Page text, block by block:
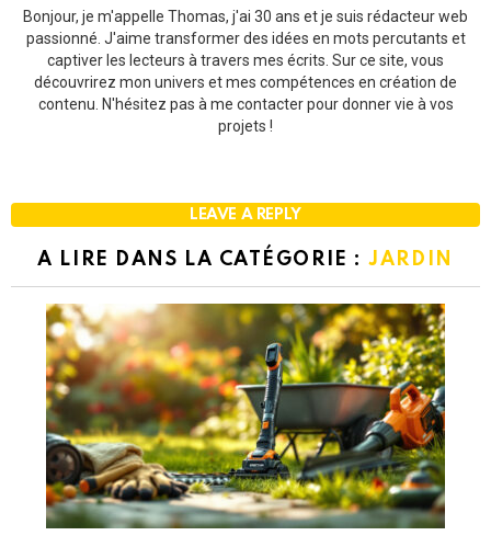
Bonjour, je m'appelle Thomas, j'ai 30 ans et je suis rédacteur web
passionné. J'aime transformer des idées en mots percutants et
captiver les lecteurs à travers mes écrits. Sur ce site, vous
découvrirez mon univers et mes compétences en création de
contenu. N'hésitez pas à me contacter pour donner vie à vos
projets !
LEAVE A REPLY
A LIRE DANS LA CATÉGORIE :JARDIN